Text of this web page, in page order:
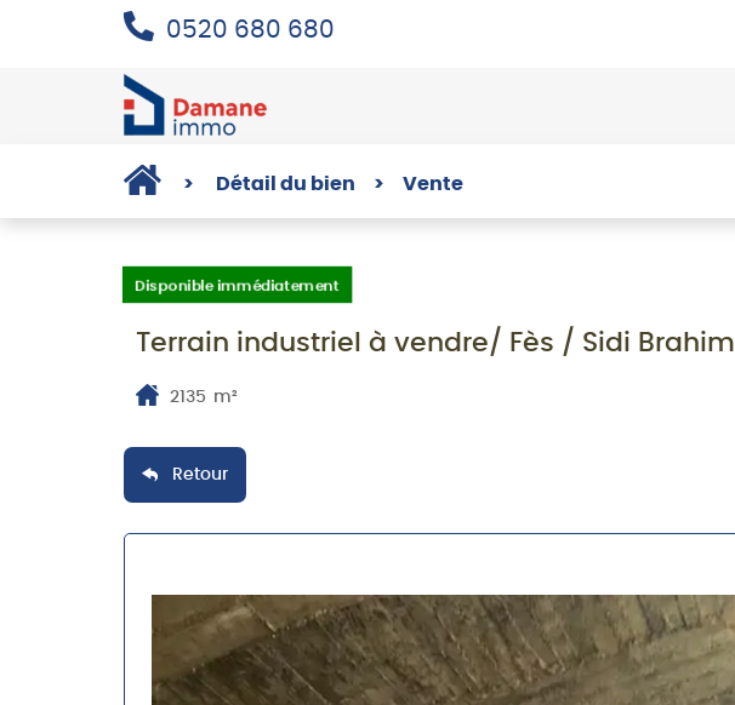
0520 680 680
> Détail du bien > Vente
Disponible immédiatement
Terrain industriel à vendre/ Fès / Sidi Brahim
2135 m²
Retour